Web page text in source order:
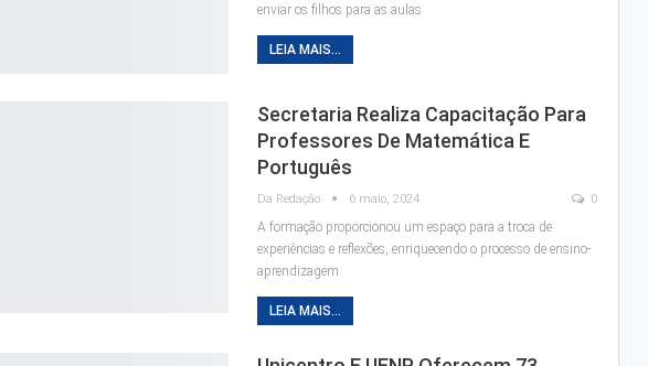
enviar os filhos para as aulas
LEIA MAIS...
Secretaria Realiza Capacitação Para
Professores De Matemática E
Português
Da Redação 6 maio, 2024 0
A formação proporcionou um espaço para a troca de
experiências e reflexões, enriquecendo o processo de ensino-
aprendizagem
LEIA MAIS...